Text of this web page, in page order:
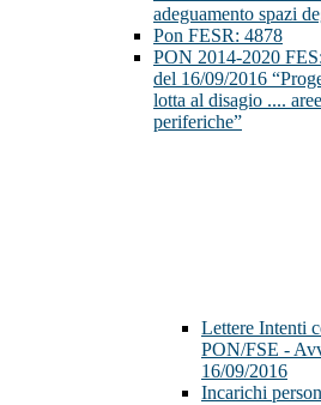
adeguamento spazi
Pon FESR: 4878
PON 2014-2020
del 16/09/2016
lotta al disagio ....
periferiche”
Lettere Intenti
PON/FSE -
16/09/2016
Incarichi